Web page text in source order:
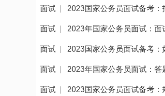
面试 2023国家公务员面试备考
面试 2023年国家公务员面试：面
面试 2023国家公务员面试备考
面试 2023年国家公务员面试：答
面试 2023国家公务员面试备考